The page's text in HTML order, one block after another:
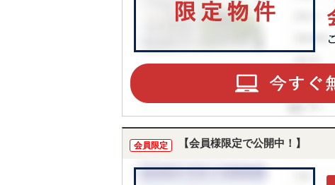
会員限定 【会員様限定で公開中！】